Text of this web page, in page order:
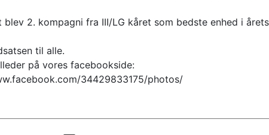
blev 2. kompagni fra III/LG kåret som bedste enhed i
til alle.
på vores facebookside:
34429833175/photos/